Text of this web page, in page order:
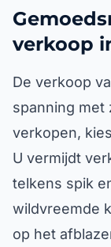
verkoop
De verkoop
spanning met
verkopen,
U vermijdt
telkens spik
wildvreemde
op het